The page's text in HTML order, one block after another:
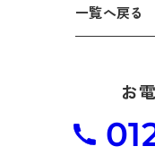
一覧へ戻る
お